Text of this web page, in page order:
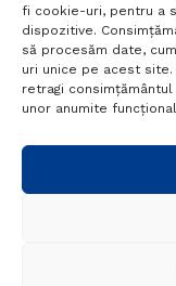
fi cookie-uri, pentru a
dispozitive.
să procesăm date,
uri unice pe acest
retragi
unor anumite
Termeni si
Politica